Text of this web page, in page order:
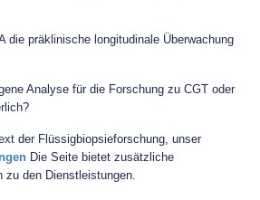
die präklinische longitudinale Überwachung
Analyse für die Forschung zu CGT oder
der Flüssigbiopsieforschung, unser
Die Seite bietet zusätzliche
zu den Dienstleistungen.